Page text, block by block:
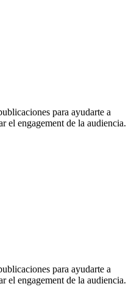
para ayudarte a
el engagement de la audiencia.
para ayudarte a
el engagement de la audiencia.